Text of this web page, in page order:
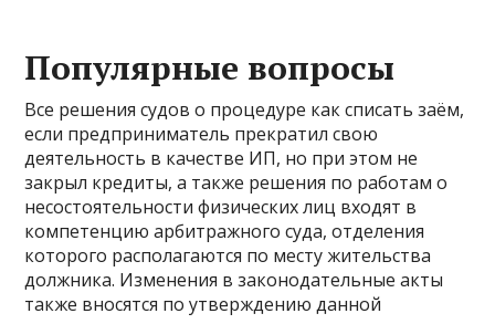
Популярные вопросы
Все решения судов о процедуре как списать заём,
если предприниматель прекратил свою
деятельность в качестве ИП, но при этом не
закрыл кредиты, а также решения по работам о
несостоятельности физических лиц входят в
компетенцию арбитражного суда, отделения
которого располагаются по месту жительства
должника. Изменения в законодательные акты
также вносятся по утверждению данной